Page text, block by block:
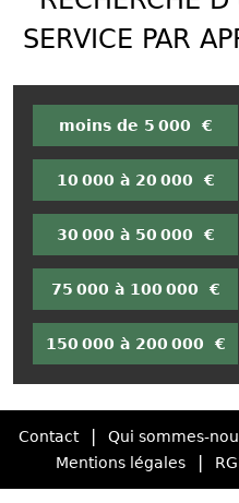
SERVICE PAR
moins de 5 000 €
10 000 à 20 000 €
30 000 à 50 000 €
75 000 à 100 000 €
150 000 à 200 000 €
Contact | Qui sommes-
Mentions légales |